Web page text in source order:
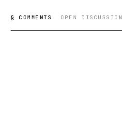
§ COMMENTS OPEN DISCUSSION